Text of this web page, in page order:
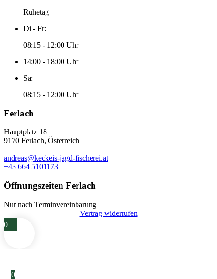
Ruhetag
Di - Fr:
08:15 - 12:00 Uhr
14:00 - 18:00 Uhr
Sa:
08:15 - 12:00 Uhr
Ferlach
Hauptplatz 18
9170 Ferlach, Österreich
andreas@keckeis-jagd-fischerei.at
+43 664 5101173
Öffnungszeiten Ferlach
Nur nach Terminvereinbarung
Vertrag widerrufen
0
0